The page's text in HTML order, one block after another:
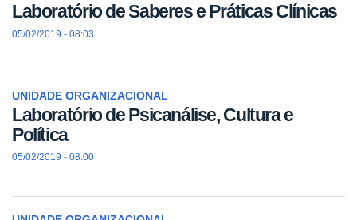
Laboratório de Saberes e Práticas Clínicas
05/02/2019 - 08:03
UNIDADE ORGANIZACIONAL
Laboratório de Psicanálise, Cultura e
Política
05/02/2019 - 08:00